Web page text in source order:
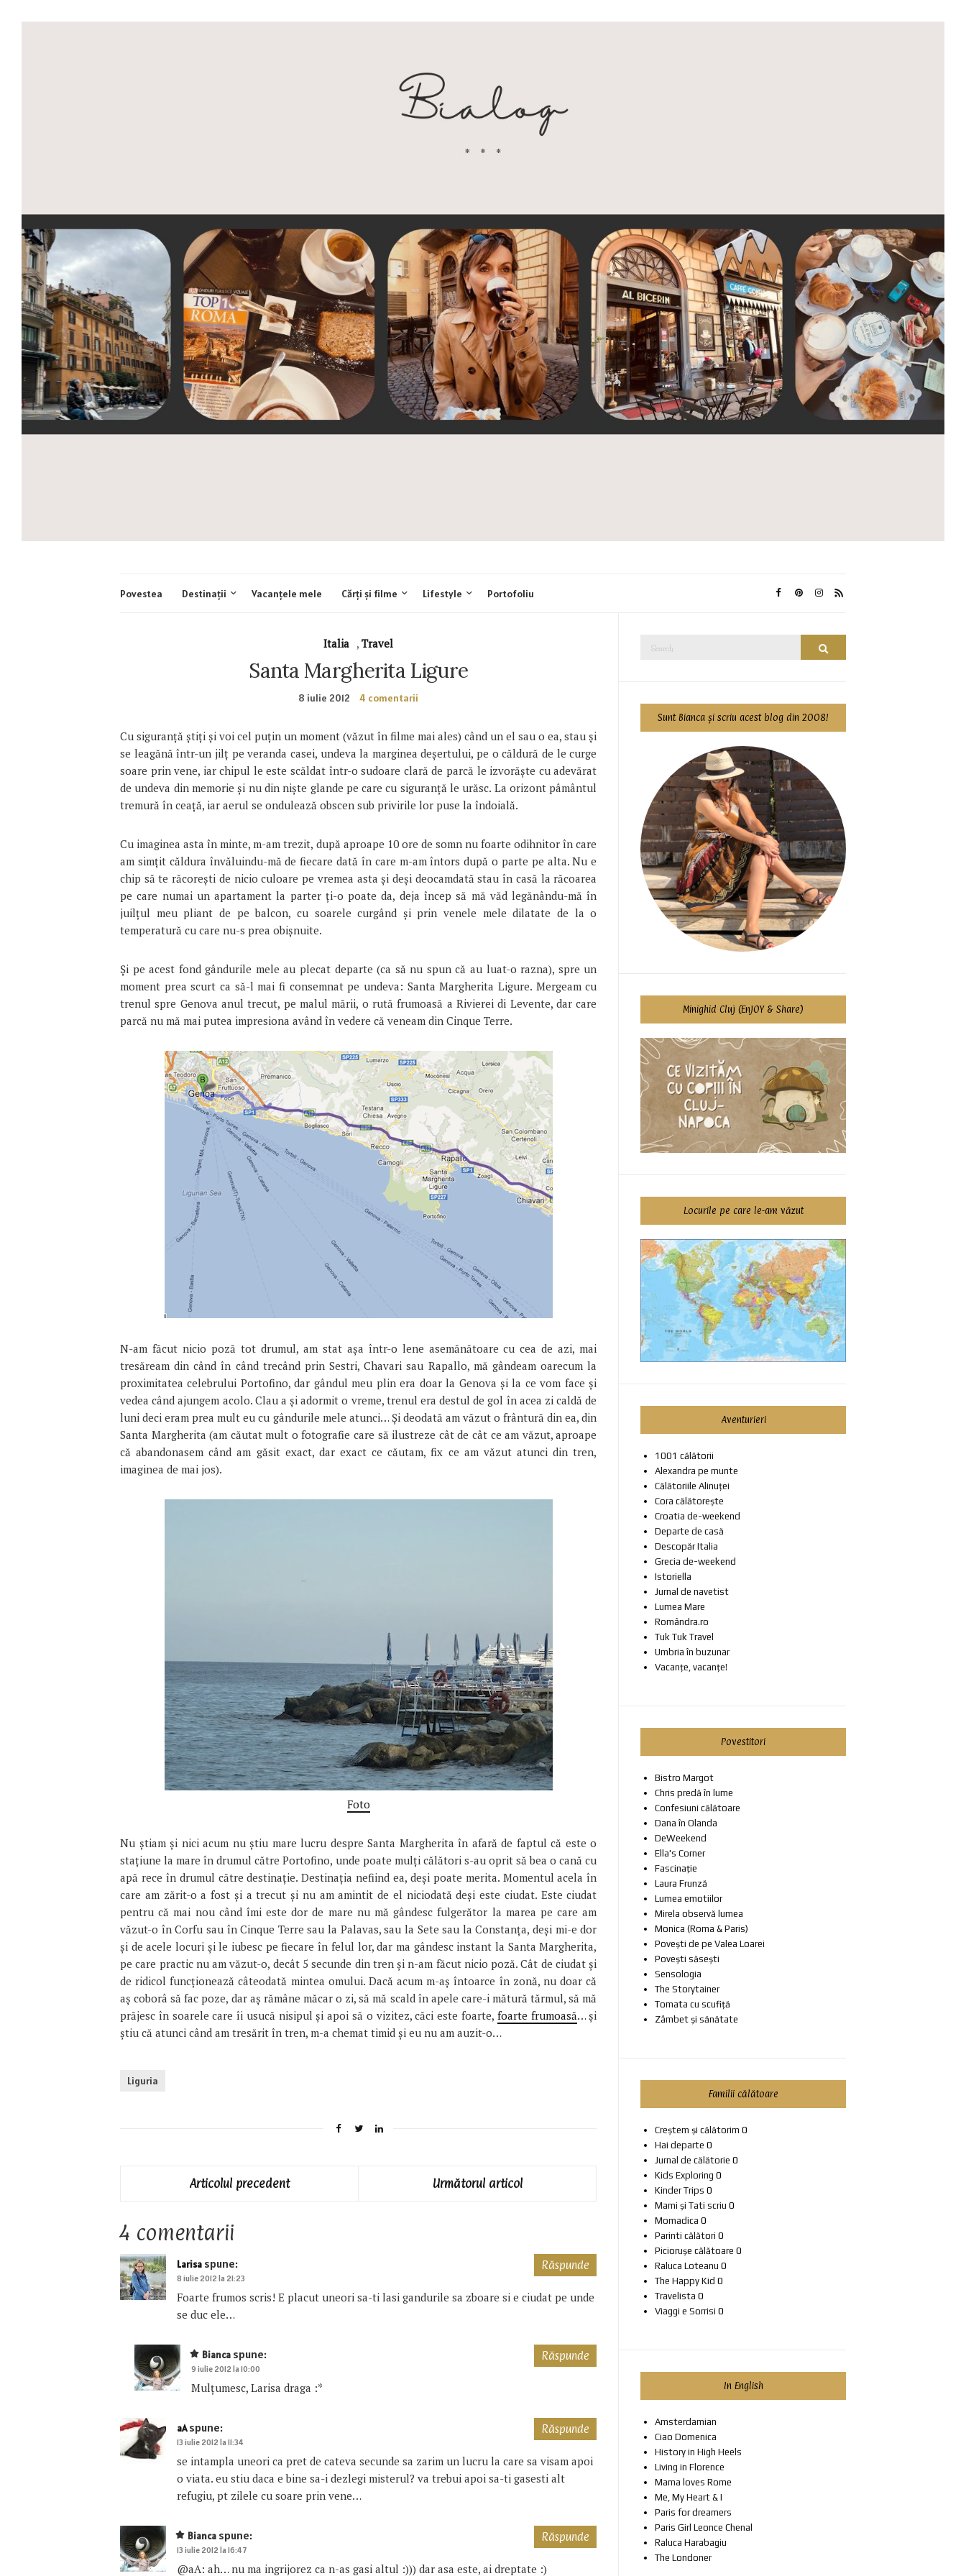
Povestea Destinații Vacanțele mele Cărți și filme Lifestyle Portofoliu
Italia ,Travel
Santa Margherita Ligure
8 iulie 2012 4 comentarii
Cu siguranţă ştiţi şi voi cel puţin un moment (văzut în filme mai ales) când un el sau o ea, stau şi
se leagănă într-un jilţ pe veranda casei, undeva la marginea deşertului, pe o căldură de le curge
soare prin vene, iar chipul le este scăldat într-o sudoare clară de parcă le izvorăşte cu adevărat
de undeva din memorie şi nu din nişte glande pe care cu siguranţă le urăsc. La orizont pâmântul
tremură în ceaţă, iar aerul se ondulează obscen sub privirile lor puse la îndoială.
Cu imaginea asta în minte, m-am trezit, după aproape 10 ore de somn nu foarte odihnitor în care
am simţit căldura învăluindu-mă de fiecare dată în care m-am întors după o parte pe alta. Nu e
chip să te răcoreşti de nicio culoare pe vremea asta şi deşi deocamdată stau în casă la răcoarea
pe care numai un apartament la parter ţi-o poate da, deja încep să mă văd legănându-mă în
juilţul meu pliant de pe balcon, cu soarele curgând şi prin venele mele dilatate de la o
temperatură cu care nu-s prea obişnuite.
Şi pe acest fond gândurile mele au plecat departe (ca să nu spun că au luat-o razna), spre un
moment prea scurt ca să-l mai fi consemnat pe undeva: Santa Margherita Ligure. Mergeam cu
trenul spre Genova anul trecut, pe malul mării, o rută frumoasă a Rivierei di Levente, dar care
parcă nu mă mai putea impresiona având în vedere că veneam din Cinque Terre.
N-am făcut nicio poză tot drumul, am stat aşa într-o lene asemănătoare cu cea de azi, mai
tresăream din când în când trecând prin Sestri, Chavari sau Rapallo, mă gândeam oarecum la
proximitatea celebrului Portofino, dar gândul meu plin era doar la Genova şi la ce vom face şi
vedea când ajungem acolo. Clau a şi adormit o vreme, trenul era destul de gol în acea zi caldă de
luni deci eram prea mult eu cu gândurile mele atunci… Şi deodată am văzut o frântură din ea, din
Santa Margherita (am căutat mult o fotografie care să ilustreze cât de cât ce am văzut, aproape
că abandonasem când am găsit exact, dar exact ce căutam, fix ce am văzut atunci din tren,
imaginea de mai jos).
Foto
Nu ştiam şi nici acum nu ştiu mare lucru despre Santa Margherita în afară de faptul că este o
staţiune la mare în drumul către Portofino, unde poate mulţi călători s-au oprit să bea o cană cu
apă rece în drumul către destinaţie. Destinaţia nefiind ea, deşi poate merita. Momentul acela în
care am zărit-o a fost şi a trecut şi nu am amintit de el niciodată deşi este ciudat. Este ciudat
pentru că mai nou când îmi este dor de mare nu mă gândesc fulgerător la marea pe care am
văzut-o în Corfu sau în Cinque Terre sau la Palavas, sau la Sete sau la Constanţa, deşi mi-e dor
şi de acele locuri şi le iubesc pe fiecare în felul lor, dar ma gândesc instant la Santa Margherita,
pe care practic nu am văzut-o, decât 5 secunde din tren şi n-am făcut nicio poză. Cât de ciudat şi
de ridicol funcţionează câteodată mintea omului. Dacă acum m-aş întoarce în zonă, nu doar că
aş coborâ să fac poze, dar aş rămâne măcar o zi, să mă scald în apele care-i mătură tărmul, să mă
prăjesc în soarele care îi usucă nisipul şi apoi să o vizitez, căci este foarte, foarte frumoasă… şi
ştiu că atunci când am tresărit în tren, m-a chemat timid şi eu nu am auzit-o…
Liguria
Articolul precedent Următorul articol
4 comentarii
Larisa spune:
8 iulie 2012 la 21:23
Foarte frumos scris! E placut uneori sa-ti lasi gandurile sa zboare si e ciudat pe unde
se duc ele…
Răspunde
Bianca spune:
9 iulie 2012 la 10:00
Mulţumesc, Larisa draga :*
Răspunde
aA spune:
13 iulie 2012 la 11:34
se intampla uneori ca pret de cateva secunde sa zarim un lucru la care sa visam apoi
o viata. eu stiu daca e bine sa-i dezlegi misterul? va trebui apoi sa-ti gasesti alt
refugiu, pt zilele cu soare prin vene…
Răspunde
Bianca spune:
13 iulie 2012 la 16:47
@aA: ah… nu ma ingrijorez ca n-as gasi altul :))) dar asa este, ai dreptate :)
Răspunde
Search
Search
Sunt Bianca și scriu acest blog din 2008!
Minighid Cluj (EnJOY & Share)
Locurile pe care le-am văzut
Aventurieri
1001 călătorii
Alexandra pe munte
Călătoriile Alinuței
Cora călătorește
Croatia de-weekend
Departe de casă
Descopăr Italia
Grecia de-weekend
Istoriella
Jurnal de navetist
Lumea Mare
Romândra.ro
Tuk Tuk Travel
Umbria în buzunar
Vacanțe, vacanțe!
Povestitori
Bistro Margot
Chris predă în lume
Confesiuni călătoare
Dana în Olanda
DeWeekend
Ella's Corner
Fascinație
Laura Frunză
Lumea emotiilor
Mirela observă lumea
Monica (Roma & Paris)
Povești de pe Valea Loarei
Povești săsești
Sensologia
The Storytainer
Tomata cu scufiță
Zâmbet și sănătate
Familii călătoare
Creștem și călătorim 0
Hai departe 0
Jurnal de călătorie 0
Kids Exploring 0
Kinder Trips 0
Mami și Tati scriu 0
Momadica 0
Parinti călători 0
Piciorușe călătoare 0
Raluca Loteanu 0
The Happy Kid 0
Travelista 0
Viaggi e Sorrisi 0
In English
Amsterdamian
Ciao Domenica
History in High Heels
Living in Florence
Mama loves Rome
Me, My Heart & I
Paris for dreamers
Paris Girl Leonce Chenal
Raluca Harabagiu
The Londoner